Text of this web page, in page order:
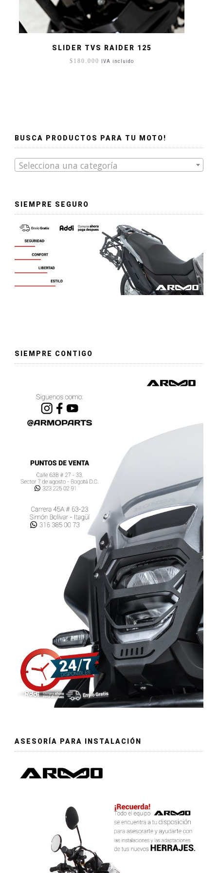
SLIDER TVS RAIDER 125
$ 180.000 IVA incluido
BUSCA PRODUCTOS PARA TU MOTO!
Selecciona una categoría
SIEMPRE SEGURO
SIEMPRE CONTIGO
ASESORÍA PARA INSTALACIÓN